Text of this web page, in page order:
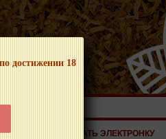
достижении 18
ПРОДУКЦИИ!
ЗАКАЗАТЬ ЭЛЕКТРОНКУ